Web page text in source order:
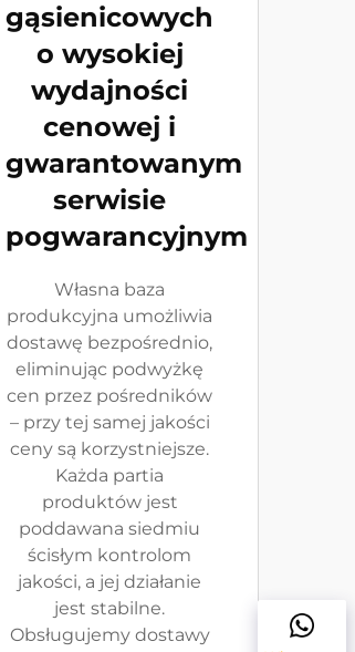
gąsienicowych
o wysokiej
wydajności
cenowej i
gwarantowanym
serwisie
pogwarancyjnym
Własna baza
produkcyjna umożliwia
dostawę bezpośrednio,
eliminując podwyżkę
cen przez pośredników
– przy tej samej jakości
ceny są korzystniejsze.
Każda partia
produktów jest
poddawana siedmiu
ścisłym kontrolom
jakości, a jej działanie
jest stabilne.
Obsługujemy dostawy